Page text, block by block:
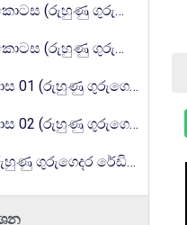
ගුරුගෙදර රේඩියෝ පාඩම් මාලාව)
ගුරුගෙදර රේඩියෝ පාඩම් මාලාව)
ගුරුගෙදර රේඩියෝ පාඩම් මාලාව)
ගුරුගෙදර රේඩියෝ පාඩම් මාලාව)
රේඩියෝ පාඩම් මාලාව)